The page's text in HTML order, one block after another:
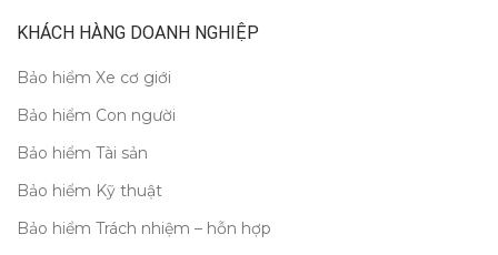
KHÁCH HÀNG DOANH NGHIỆP
Bảo hiểm Xe cơ giới
Bảo hiểm Con người
Bảo hiểm Tài sản
Bảo hiểm Kỹ thuật
Bảo hiểm Trách nhiệm – hỗn hợp